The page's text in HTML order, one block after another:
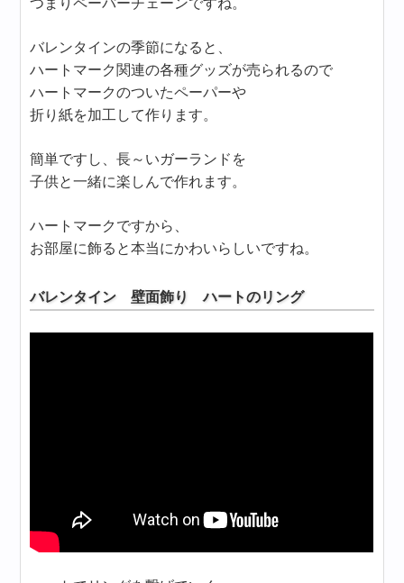
つまりペーパーチェーンですね。
バレンタインの季節になると、
ハートマーク関連の各種グッズが売られるので
ハートマークのついたペーパーや
折り紙を加工して作ります。
簡単ですし、長～いガーランドを
子供と一緒に楽しんで作れます。
ハートマークですから、
お部屋に飾ると本当にかわいらしいですね。
バレンタイン 壁面飾り ハートのリング